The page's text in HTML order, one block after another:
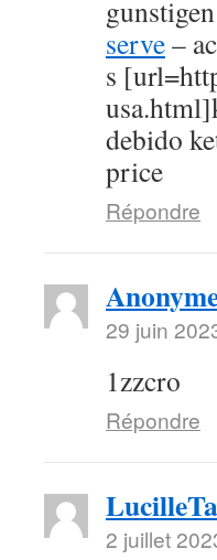
serve–
s
debido
price
Répondre
29 juin
1zzcro
Répondre
2 juillet